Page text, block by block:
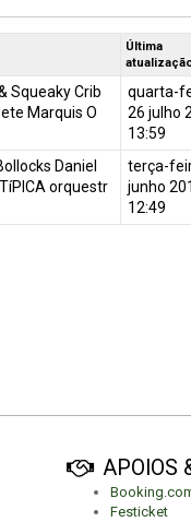
Última
Squeaky Crib
Marquis O
quarta-
26 julho
13:59
Daniel
orquestr
terça-
junho
12:49
APOIOS
Festicket